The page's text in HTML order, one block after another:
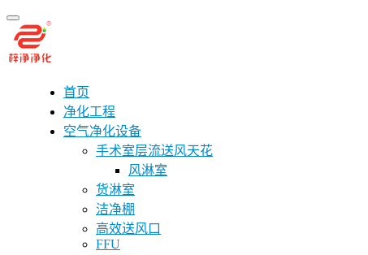
首页
净化工程
空气净化设备
手术室层流送风天花
风淋室
货淋室
洁净棚
高效送风口
FFU